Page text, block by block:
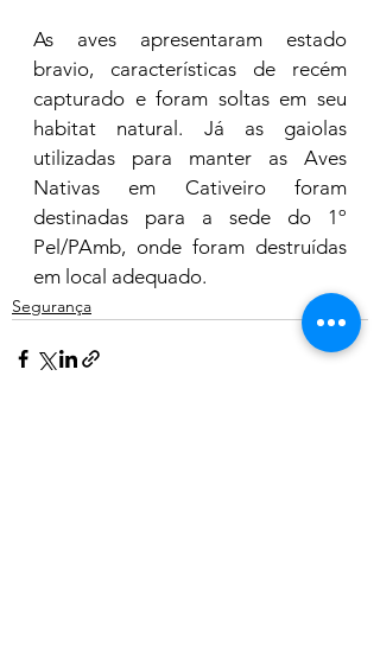
As aves apresentaram estado
bravio, características de recém
capturado e foram soltas em seu
habitat natural. Já as gaiolas
utilizadas para manter as Aves
Nativas em Cativeiro foram
destinadas para a sede do 1º
Pel/PAmb, onde foram destruídas
em local adequado.
Segurança